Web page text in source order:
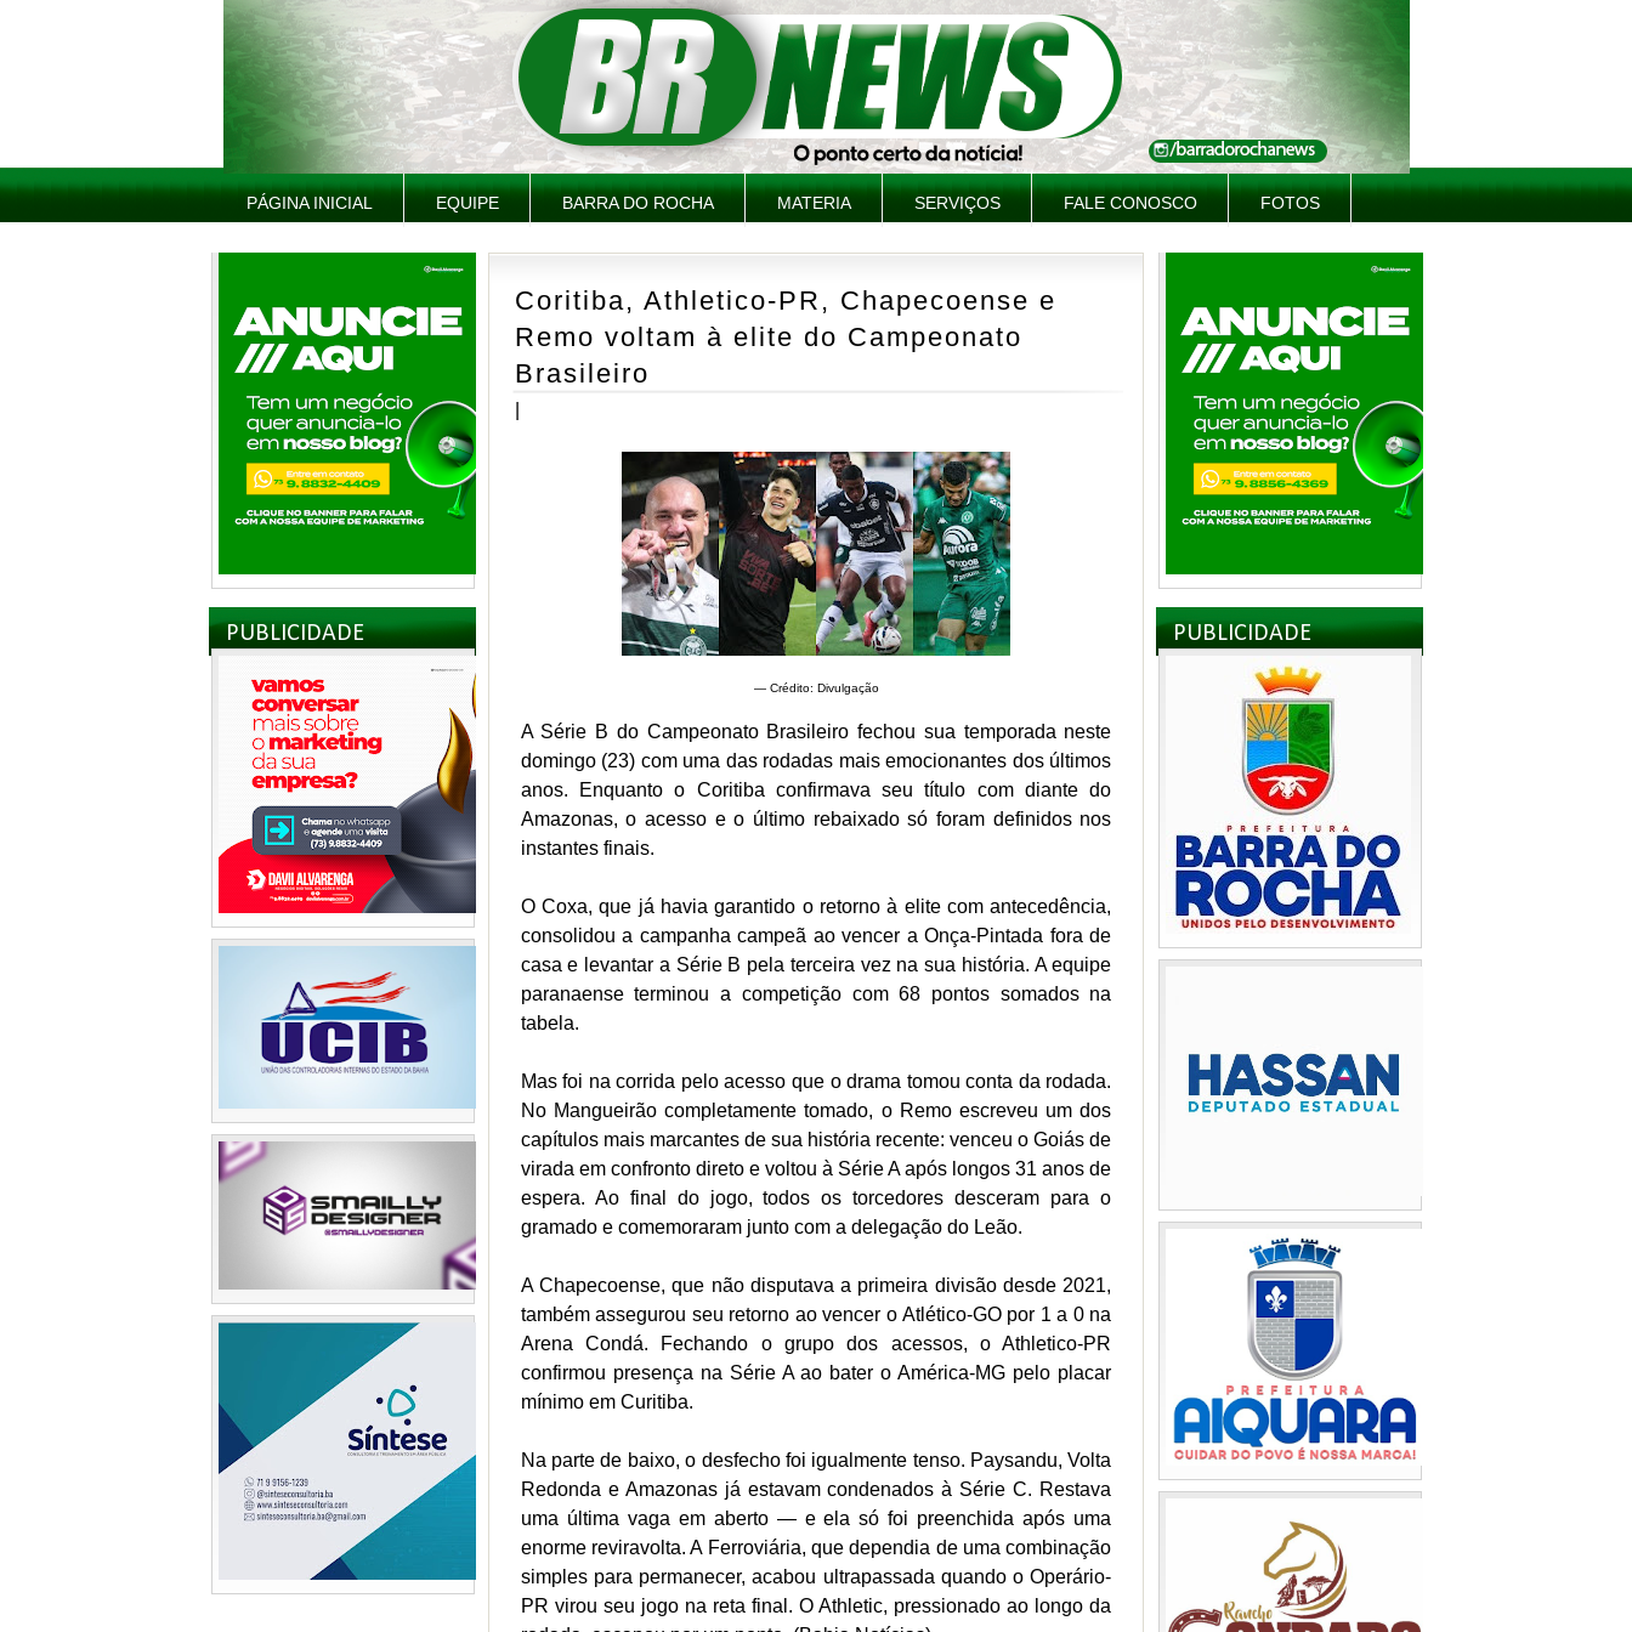
PÁGINA INICIAL EQUIPE BARRA DO ROCHA MATERIA SERVIÇOS FALE CONOSCO FOTOS
PUBLICIDADE
Coritiba, Athletico-PR, Chapecoense e
Remo voltam à elite do Campeonato
Brasileiro
— Crédito: Divulgação
A Série B do Campeonato Brasileiro fechou sua temporada neste
domingo (23) com uma das rodadas mais emocionantes dos últimos
anos. Enquanto o Coritiba confirmava seu título com diante do
Amazonas, o acesso e o último rebaixado só foram definidos nos
instantes finais.
O Coxa, que já havia garantido o retorno à elite com antecedência,
consolidou a campanha campeã ao vencer a Onça-Pintada fora de
casa e levantar a Série B pela terceira vez na sua história. A equipe
paranaense terminou a competição com 68 pontos somados na
tabela.
Mas foi na corrida pelo acesso que o drama tomou conta da rodada.
No Mangueirão completamente tomado, o Remo escreveu um dos
capítulos mais marcantes de sua história recente: venceu o Goiás de
virada em confronto direto e voltou à Série A após longos 31 anos de
espera. Ao final do jogo, todos os torcedores desceram para o
gramado e comemoraram junto com a delegação do Leão.
A Chapecoense, que não disputava a primeira divisão desde 2021,
também assegurou seu retorno ao vencer o Atlético-GO por 1 a 0 na
Arena Condá. Fechando o grupo dos acessos, o Athletico-PR
confirmou presença na Série A ao bater o América-MG pelo placar
mínimo em Curitiba.
Na parte de baixo, o desfecho foi igualmente tenso. Paysandu, Volta
Redonda e Amazonas já estavam condenados à Série C. Restava
uma última vaga em aberto — e ela só foi preenchida após uma
enorme reviravolta. A Ferroviária, que dependia de uma combinação
simples para permanecer, acabou ultrapassada quando o Operário-
PR virou seu jogo na reta final. O Athletic, pressionado ao longo da
PUBLICIDADE